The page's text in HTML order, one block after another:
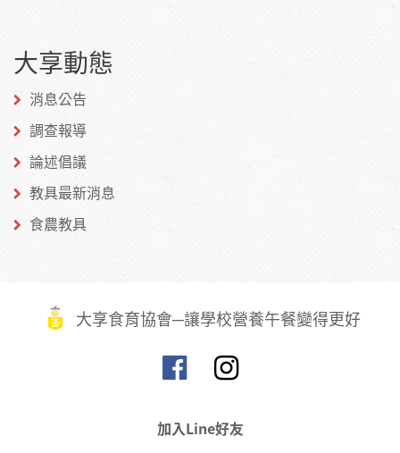
Facebook
大享動態
消息公告
調查報導
論述倡議
教具最新消息
食農教具
大享食育協會─讓學校營養午餐變得更好
加入Line好友